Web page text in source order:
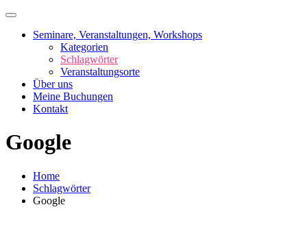
Skip
contentSeminare, Veranstaltungen, Workshops
Kategorien
Schlagwörter
Veranstaltungsorte
Über uns
Meine Buchungen
Kontakt
Google
Home
Schlagwörter
Google